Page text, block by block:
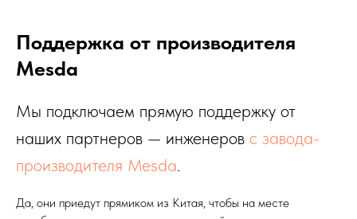
Поддержка от производителя
Mesda
Мы подключаем прямую поддержку от
наших партнеров — инженеров с завода-
производителя Mesda.
Да, они приедут прямиком из Китая, чтобы на месте